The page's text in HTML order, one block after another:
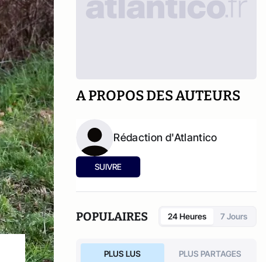
A PROPOS DES AUTEURS
Rédaction d'Atlantico
SUIVRE
POPULAIRES 24 Heures 7 Jours
PLUS LUS PLUS PARTAGES